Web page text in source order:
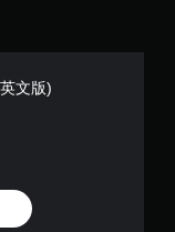
文版)